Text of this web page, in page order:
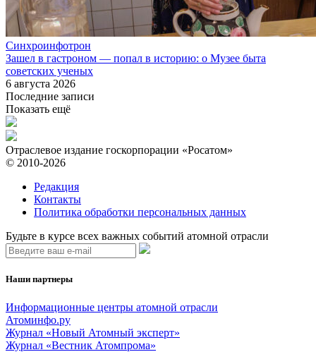
Синхроинфотрон
Зашел в гастроном — попал в историю: о Музее быта
советских ученых
6 августа 2026
Последние записи
Показать ещё
Отраслевое издание госкорпорации «Росатом»
© 2010-2026
Редакция
Контакты
Политика обработки персональных данных
Будьте в курсе всех важных событий атомной отрасли
Наши партнеры
Информационные центры атомной отрасли
Атоминфо.ру
Журнал «Новый Атомный эксперт»
Журнал «Вестник Атомпрома»